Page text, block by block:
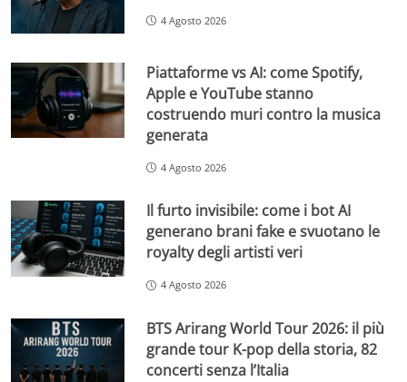
4 Agosto 2026
Piattaforme vs AI: come Spotify,
Apple e YouTube stanno
costruendo muri contro la musica
generata
4 Agosto 2026
Il furto invisibile: come i bot AI
generano brani fake e svuotano le
royalty degli artisti veri
4 Agosto 2026
BTS Arirang World Tour 2026: il più
grande tour K-pop della storia, 82
concerti senza l’Italia